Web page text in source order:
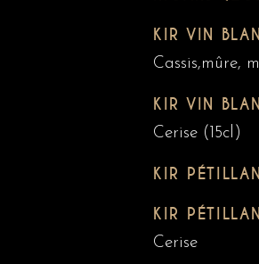
KIR VIN
Cassis,mûre,
KIR VIN
Cerise (15cl)
KIR
KIR
Cerise